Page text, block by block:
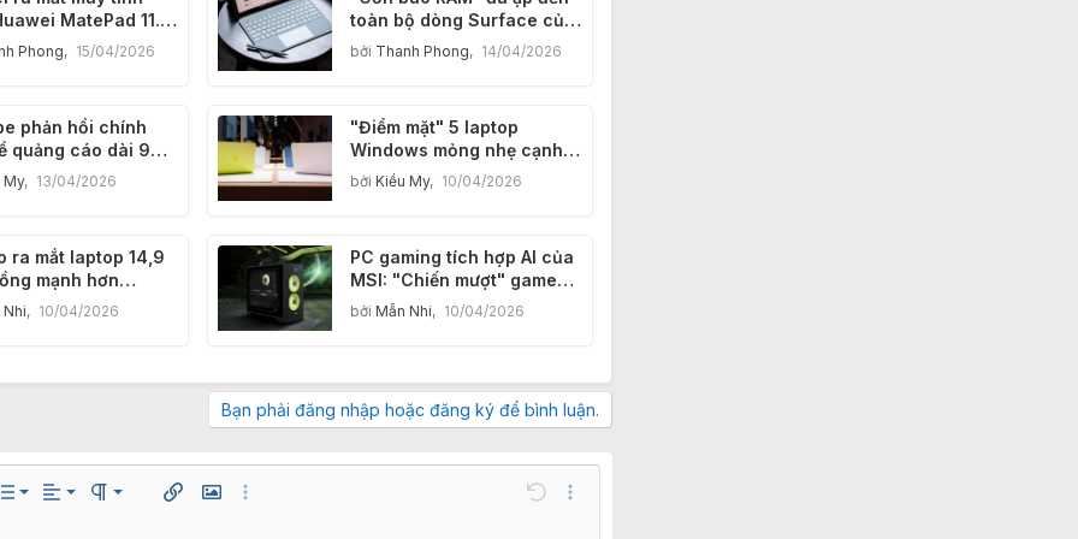
MatePad 11.5
và tai nghe
Pro 5 tại Việt
Phong, 15/04/2026
toàn bộ dòng Surface của
Microsoft
bởi Thanh Phong, 14/04/2026
phản hồi chính
quảng cáo dài 90
thể nhấn bỏ
My, 13/04/2026
"Điểm mặt" 5 laptop
Windows mỏng nhẹ cạnh
tranh trực tiếp với
MacBook Neo
bởi Kiều My, 10/04/2026
ra mắt laptop 14,9
mạnh hơn
Neo
Nhi, 10/04/2026
PC gaming tích hợp AI của
MSI: "Chiến mượt" game
4K ở 240fps
bởi Mẫn Nhi, 10/04/2026
Bạn phải đăng nhập hoặc đăng ký để bình luận.
chọn…
sách
Danh sách có thứ tự
Căn lề
Căn trái
Paragraph format
Normal Chèn liên kết
Chèn hình ảnh
Thêm tùy chọn… Undo Thêm tùy chọn…